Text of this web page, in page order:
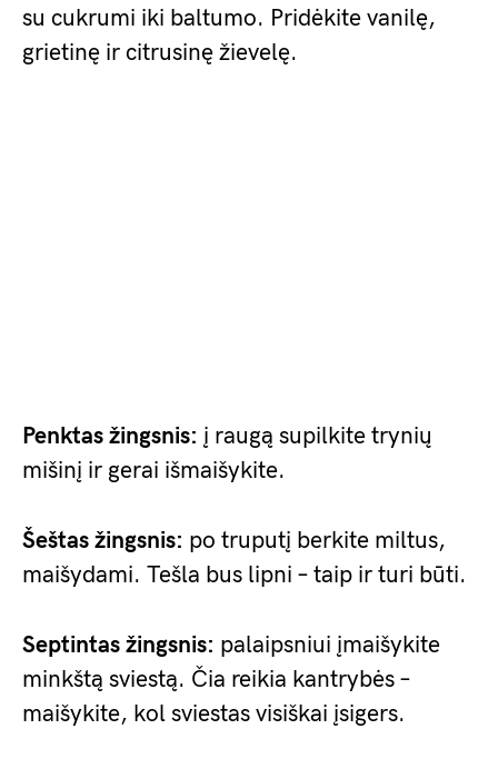
su cukrumi iki baltumo. Pridėkite vanilę,
grietinę ir citrusinę žievelę.
Penktas žingsnis: į raugą supilkite trynių
mišinį ir gerai išmaišykite.
Šeštas žingsnis: po truputį berkite miltus,
maišydami. Tešla bus lipni – taip ir turi būti.
Septintas žingsnis: palaipsniui įmaišykite
minkštą sviestą. Čia reikia kantrybės –
maišykite, kol sviestas visiškai įsigers.